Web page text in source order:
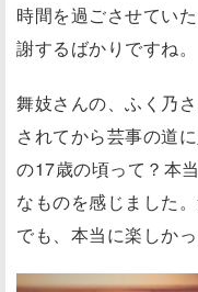
時間を過ごさせてい
謝するばかりですね。
舞妓さんの、ふく乃
されてから芸事の道
の17歳の頃って？本
なものを感じました
でも、本当に楽しかっ